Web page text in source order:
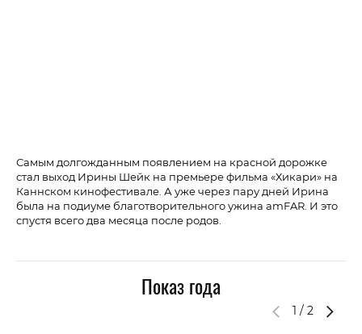
Самым долгожданным появлением на красной дорожке
стал выход Ирины Шейк на премьере фильма «Хикари» на
Каннском кинофестивале. А уже через пару дней Ирина
была на подиуме благотворительного ужина amFAR. И это
спустя всего два месяца после родов.
Показ года
1 / 2